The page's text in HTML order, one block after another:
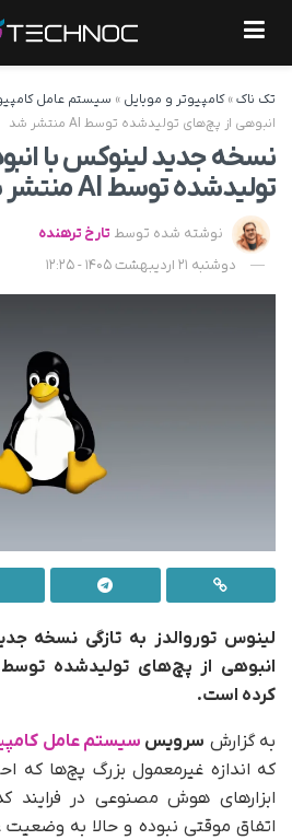
تک ناک»کامپیوتر و موبایل » سیستم عامل
انبوهی از پچ‌های تولیدشده توسط AI منتشر شد
نسخه جدید لینوکس با
تولیدشده توسط AI منتشر شد
نوشته شده توسط تارخ ترهنده
دوشنبه 21 اردیبهشت 1405 - 12:25
انبوهی از پچ‌های تولیدشده
کرده است.
به گزارش سرویس سیستم عامل
که اندازه غیرمعمول بزرگ پچ‌ها که
ابزارهای هوش مصنوعی در فرایند
اتفاق موقتی نبوده و حالا به